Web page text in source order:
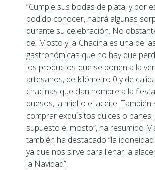
“Cumple sus bodas de plata, y por
podido conocer, habrá algunas
durante su celebración. No
del Mosto y la Chacina es una de
gastronómicas que no hay que
los productos que se ponen a la
artesanos, de kilómetro 0 y de
chacinas que dan nombre a la
quesos, la miel o el aceite. También
comprar exquisitos dulces o
supuesto el mosto”, ha resumido
también ha destacado “la
ya que nos sirve para llenar la
la Navidad”.